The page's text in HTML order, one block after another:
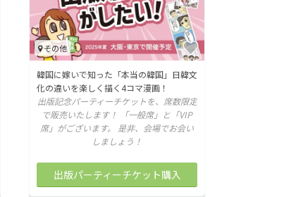
その他
韓国に嫁いで知った「本当の韓国」日韓文
化の違いを楽しく描く4コマ漫画！
出版記念パーティーチケットを、席数限定
で販売いたします！ 「一般席」と「VIP
席」がございます。 是非、会場でお会い
しましょう！
出版パーティーチケット購入